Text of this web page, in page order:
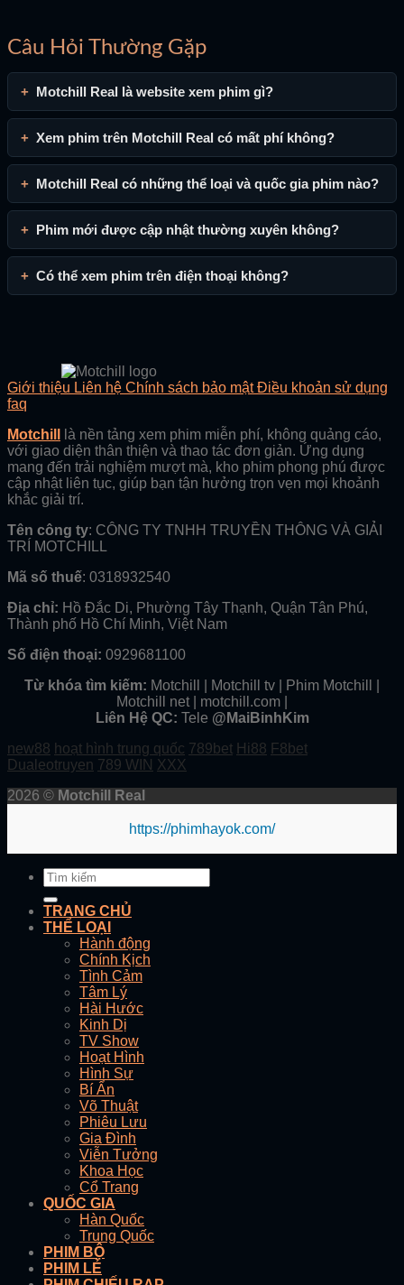
Câu Hỏi Thường Gặp
Motchill Real là website xem phim gì?
Xem phim trên Motchill Real có mất phí không?
Motchill Real có những thể loại và quốc gia phim nào?
Phim mới được cập nhật thường xuyên không?
Có thể xem phim trên điện thoại không?
Giới thiệu Liên hệ Chính sách bảo mật Điều khoản sử dụng
faq
Motchill
là nền tảng xem phim miễn phí, không quảng cáo,
với giao diện thân thiện và thao tác đơn giản. Ứng dụng
mang đến trải nghiệm mượt mà, kho phim phong phú được
cập nhật liên tục, giúp bạn tận hưởng trọn vẹn mọi khoảnh
khắc giải trí.
Tên công ty: CÔNG TY TNHH TRUYỀN THÔNG VÀ GIẢI
TRÍ MOTCHILL
Mã số thuế: 0318932540
Địa chỉ: Hồ Đắc Di, Phường Tây Thạnh, Quận Tân Phú,
Thành phố Hồ Chí Minh, Việt Nam
Số điện thoại: 0929681100
Từ khóa tìm kiếm: Motchill | Motchill tv | Phim Motchill |
Motchill net | motchill.com |
Liên Hệ QC: Tele @MaiBinhKim
new88 hoạt hình trung quốc 789bet Hi88 F8bet
Dualeotruyen 789 WIN XXX
2026 © Motchill Real
https://phimhayok.com/
TRANG CHỦ
THỂ LOẠI
Hành động
Chính Kịch
Tình Cảm
Tâm Lý
Hài Hước
Kinh Dị
TV Show
Hoạt Hình
Hình Sự
Bí Ẩn
Võ Thuật
Phiêu Lưu
Gia Đình
Viễn Tưởng
Khoa Học
Cổ Trang
QUỐC GIA
Hàn Quốc
Trung Quốc
PHIM BỘ
PHIM LẺ